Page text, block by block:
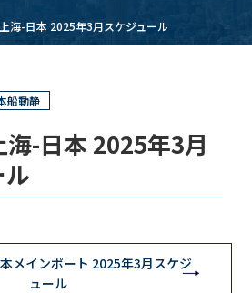
上海-日本 2025年3月スケジュール
船動静
海-日本 2025年3月
メインポート 2025年3月スケジ
ュール